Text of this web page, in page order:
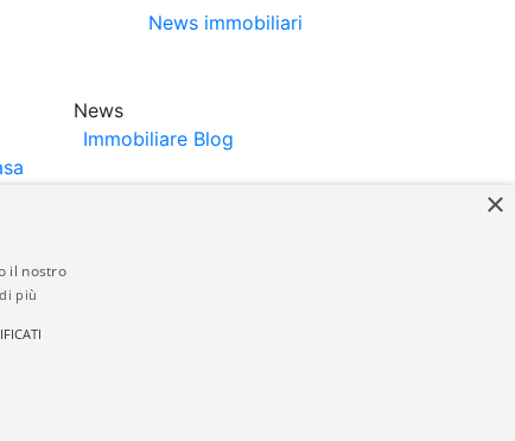
News immobiliari
News
Immobiliare Blog
La pubblicazione degli annunci
di privacy e/o di alcun altro
×
il nostro
più